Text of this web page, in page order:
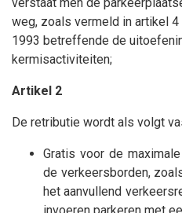
weg, zoals vermeld in artikel
1993 betreffende de
kermisactiviteiten;
Artikel 2
De retributie wordt als volgt
Gratis voor de
de verkeersborden,
het aanvullend